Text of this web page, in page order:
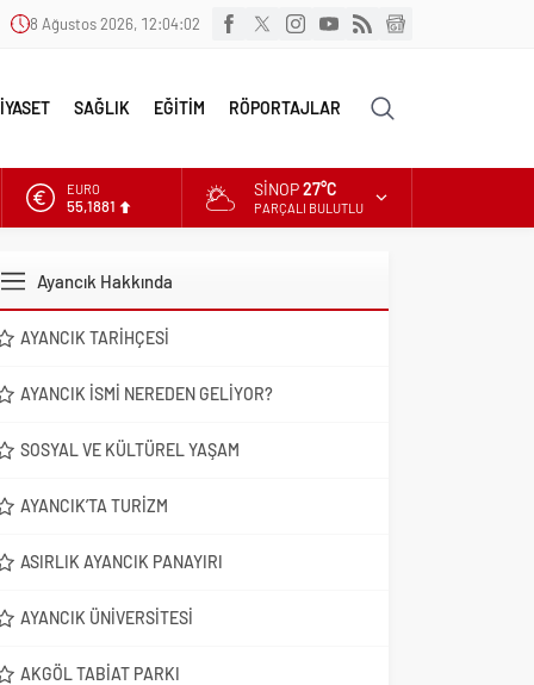
8 Ağustos 2026, 12:04:04
SAĞLIK EĞİTİM RÖPORTAJLAR
ALTIN
6.660,55
EURO
SINOP27°C
PARÇALI BULUTLU
Ayancık Hakkında
AYANCIK TARIHÇESI
AYANCIK İSMI NEREDEN GELIYOR?
SOSYAL VE KÜLTÜREL YAŞAM
AYANCIK’TA TURIZM
ASIRLIK AYANCIK PANAYIRI
AYANCIK ÜNIVERSITESI
AKGÖL TABIAT PARKI